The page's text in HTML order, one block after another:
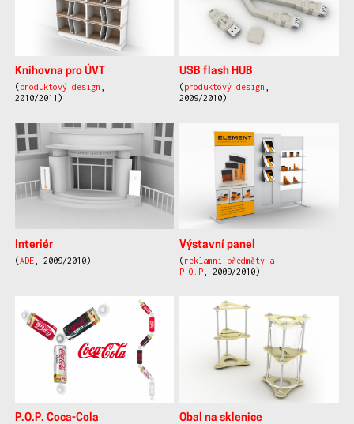
Knihovna pro ÚVT
(produktový design
2010/2011)
USB flash HUB
(produktový design
2009/2010)
Interiér
(ADE, 2009/2010)
Výstavní panel
(reklamní předměty a
P.O.P , 2009/2010)
P.O.P. Coca-Cola Obal na sklenice